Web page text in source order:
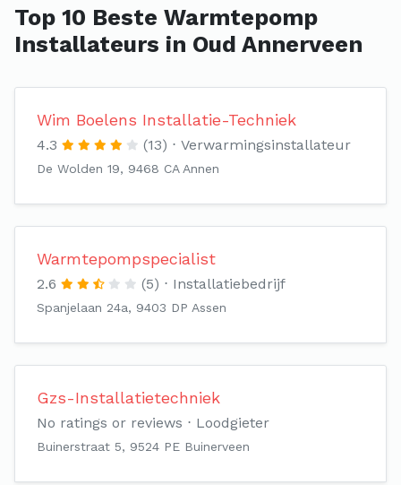
Top 10 Beste Warmtepomp
Installateurs in Oud Annerveen
Wim Boelens Installatie-Techniek
4.3 (13) Verwarmingsinstallateur
De Wolden 19, 9468 CA Annen
Warmtepompspecialist
2.6 (5) Installatiebedrijf
Spanjelaan 24a, 9403 DP Assen
Gzs-Installatietechniek
No ratings or reviews Loodgieter
Buinerstraat 5, 9524 PE Buinerveen